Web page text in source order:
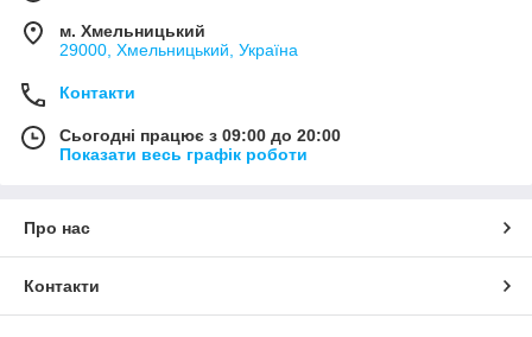
м. Хмельницький
29000, Хмельницький, Україна
Контакти
Сьогодні працює з 09:00 до 20:00
Показати весь графік роботи
Про нас
Контакти